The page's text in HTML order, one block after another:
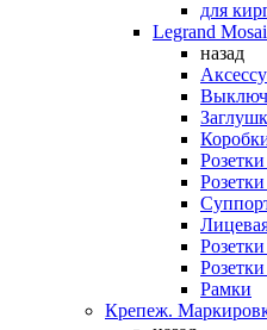
для
Legrand
назад
Рамки
Крепеж.